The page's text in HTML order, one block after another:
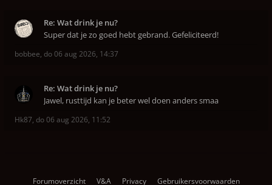
Re: Wat drink je nu?
Super dat je zo goed hebt gebrand. Gefeliciteerd!
bobbee, do 06 aug 2026, 14:37
Re: Wat drink je nu?
Jawel, rusttijd kan je beter wel doen anders smaa
Hk87, do 06 aug 2026, 11:52
Forumoverzicht V&A Privacy Gebruikersvoorwaarden